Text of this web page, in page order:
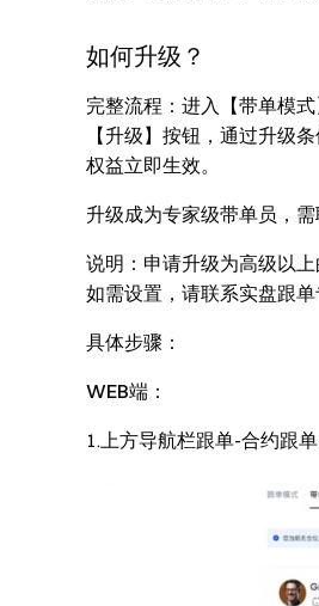
如何升级？
完整流程 ：进入【带单模
【升级】按钮，通过升级
权益立即生效。
升级成为专家级带单员，
说明： 申请升级为高级以
如需设置，请联系实盘跟单
具体步骤：
WEB端：
1.上方导航栏跟单-合约跟